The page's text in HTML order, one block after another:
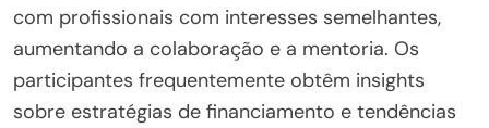
com profissionais com interesses semelhantes,
aumentando a colaboração e a mentoria. Os
participantes frequentemente obtêm insights
sobre estratégias de financiamento e tendências